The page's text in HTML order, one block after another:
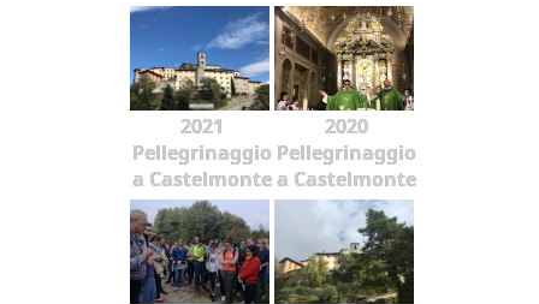
2021
Pellegrinaggio
a Castelmonte
2020
Pellegrinaggio
a Castelmonte